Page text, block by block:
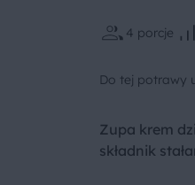
4 porcje
Do tej potrawy
Zupa krem
składnik